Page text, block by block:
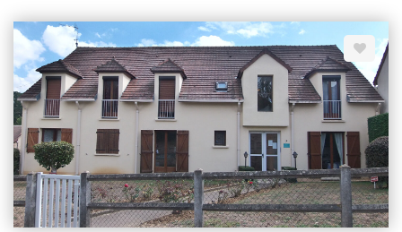
renseignements Voir page 3 du Barème d'honoraires
consultable sur notre site